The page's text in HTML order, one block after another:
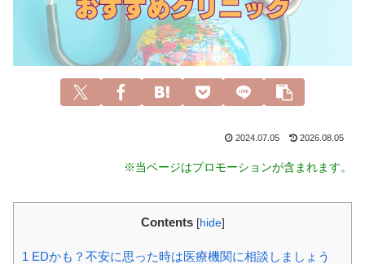
2024.07.05 2026.08.05
※当ページはプロモーションが含まれます。
Contents [hide]
1 EDかも？不安に思った時は医療機関に相談しましょう